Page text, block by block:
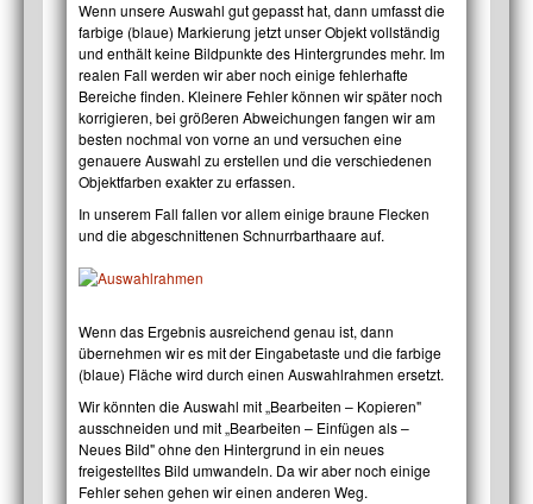
Wenn unsere Auswahl gut gepasst hat, dann umfasst die
farbige (blaue) Markierung jetzt unser Objekt vollständig
und enthält keine Bildpunkte des Hintergrundes mehr. Im
realen Fall werden wir aber noch einige fehlerhafte
Bereiche finden. Kleinere Fehler können wir später noch
korrigieren, bei größeren Abweichungen fangen wir am
besten nochmal von vorne an und versuchen eine
genauere Auswahl zu erstellen und die verschiedenen
Objektfarben exakter zu erfassen.
In unserem Fall fallen vor allem einige braune Flecken
und die abgeschnittenen Schnurrbarthaare auf.
Wenn das Ergebnis ausreichend genau ist, dann
übernehmen wir es mit der Eingabetaste und die farbige
(blaue) Fläche wird durch einen Auswahlrahmen ersetzt.
Wir könnten die Auswahl mit „Bearbeiten – Kopieren"
ausschneiden und mit „Bearbeiten – Einfügen als –
Neues Bild" ohne den Hintergrund in ein neues
freigestelltes Bild umwandeln. Da wir aber noch einige
Fehler sehen gehen wir einen anderen Weg.